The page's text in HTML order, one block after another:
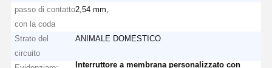
passo di contatto
con la coda
2,54 mm,
Strato del
circuito
ANIMALE DOMESTICO
Interruttore a membrana personalizzato con